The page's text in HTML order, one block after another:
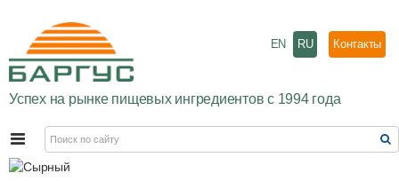
Успех на рынке пищевых ингредиентов с 1994 года
EN RU Контакты